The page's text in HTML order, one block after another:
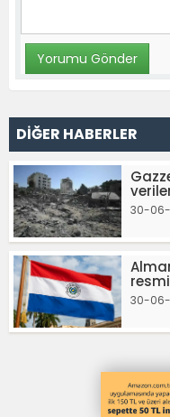
DİĞER HABERLER
30-
30-